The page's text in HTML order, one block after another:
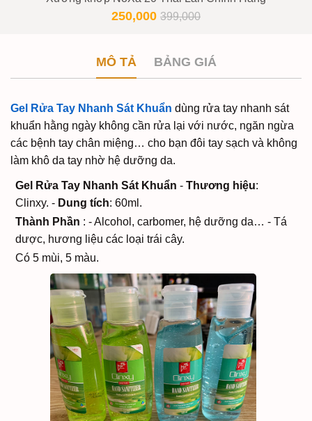
250,000 399,000
MÔ TẢ BẢNG GIÁ
Gel Rửa Tay Nhanh Sát Khuẩn dùng rửa tay nhanh sát
khuẩn hằng ngày không cần rửa lại với nước, ngăn ngừa
các bệnh tay chân miệng… cho bạn đôi tay sạch và không
làm khô da tay nhờ hệ dưỡng da.
Gel Rửa Tay Nhanh Sát Khuẩn - Thương hiệu:
Clinxy. - Dung tích: 60ml.
Thành Phần : - Alcohol, carbomer, hệ dưỡng da… - Tá
dược, hương liệu các loại trái cây.
Có 5 mùi, 5 màu.